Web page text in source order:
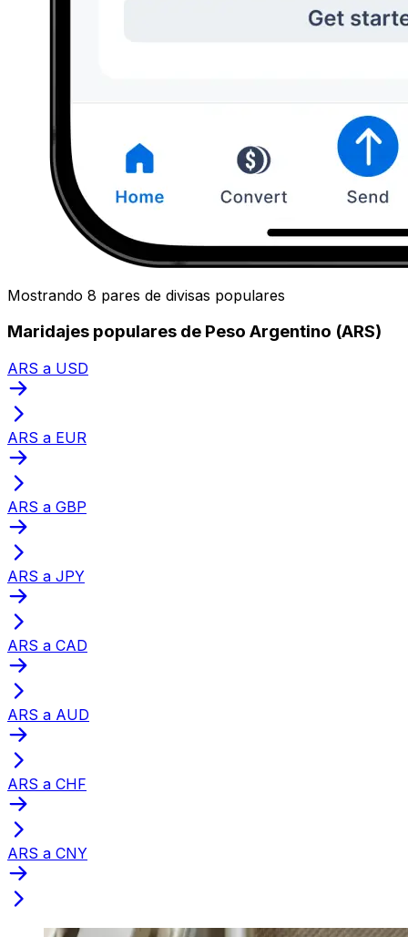
Mostrando 8 pares de divisas populares
Maridajes populares de Peso Argentino (ARS)
ARS a USD
ARS a EUR
ARS a GBP
ARS a JPY
ARS a CAD
ARS a AUD
ARS a CHF
ARS a CNY